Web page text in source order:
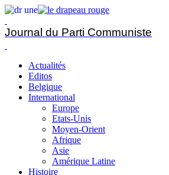
Journal du Parti Communiste
Actualités
Editos
Belgique
International
Europe
Etats-Unis
Moyen-Orient
Afrique
Asie
Amérique Latine
Histoire